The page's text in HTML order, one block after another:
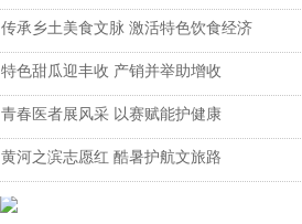
传承乡土美食文脉 激活特色饮食经济
特色甜瓜迎丰收 产销并举助增收
青春医者展风采 以赛赋能护健康
黄河之滨志愿红 酷暑护航文旅路